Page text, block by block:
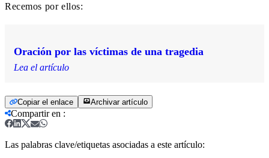
Recemos por ellos:
Oración por las víctimas de una tragedia
Lea el artículo
Copiar el enlace Archivar artículo
Compartir en :
Las palabras clave/etiquetas asociadas a este artículo: